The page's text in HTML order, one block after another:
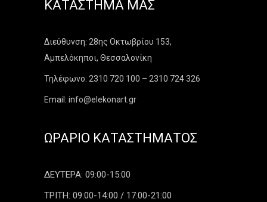
ΚΑΤΆΣΤΗΜΑ ΜΑΣ
Διεύθυνση: 28ης Οκτωβρίου 153,
Αμπελόκηποι, Θεσσαλονίκη
Τηλέφωνο: 2310 720 100 – 2310 724 326
Email: info@elekonart.gr
ΩΡΆΡΙΟ ΚΑΤΑΣΤΉΜΑΤΟΣ
ΔΕΥΤΕΡΑ: 09:00-15:00
ΤΡΙΤΗ: 09:00-14:00 / 17:00-21:00